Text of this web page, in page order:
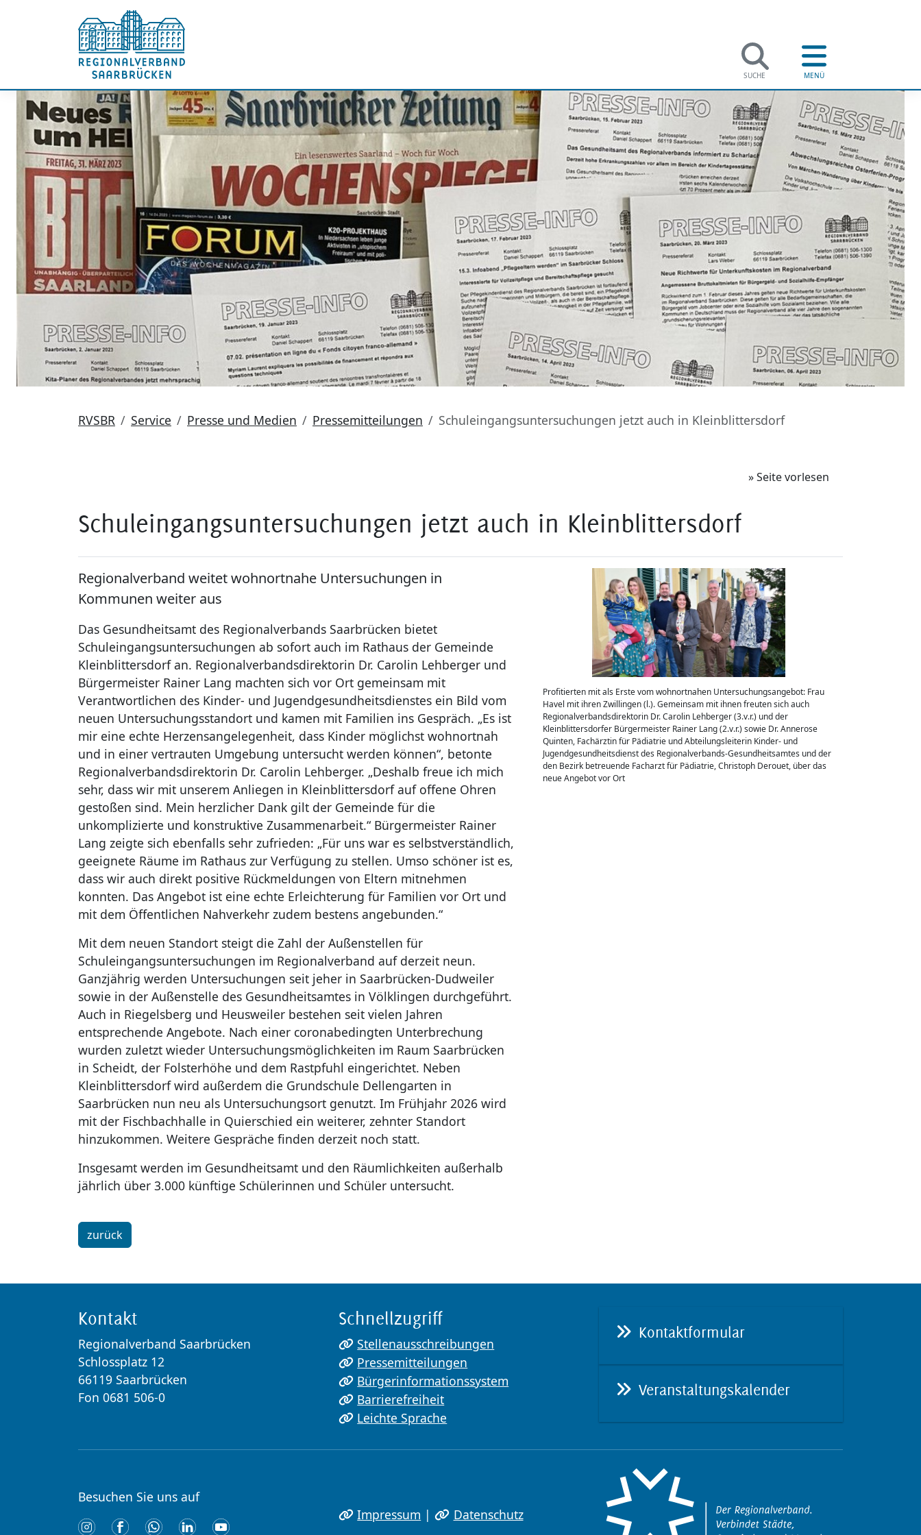
RVSBR Service Presse und Medien Pressemitteilungen Schuleingangsuntersuchungen jetzt auch in Kleinblittersdorf
» Seite vorlesen
Schuleingangsuntersuchungen jetzt auch in Kleinblittersdorf
Regionalverband weitet wohnortnahe Untersuchungen in
Kommunen weiter aus
Das Gesundheitsamt des Regionalverbands Saarbrücken bietet
Schuleingangsuntersuchungen ab sofort auch im Rathaus der Gemeinde
Kleinblittersdorf an. Regionalverbandsdirektorin Dr. Carolin Lehberger und
Bürgermeister Rainer Lang machten sich vor Ort gemeinsam mit
Verantwortlichen des Kinder- und Jugendgesundheitsdienstes ein Bild vom
neuen Untersuchungsstandort und kamen mit Familien ins Gespräch. „Es ist
mir eine echte Herzensangelegenheit, dass Kinder möglichst wohnortnah
und in einer vertrauten Umgebung untersucht werden können“, betonte
Regionalverbandsdirektorin Dr. Carolin Lehberger. „Deshalb freue ich mich
sehr, dass wir mit unserem Anliegen in Kleinblittersdorf auf offene Ohren
gestoßen sind. Mein herzlicher Dank gilt der Gemeinde für die
unkomplizierte und konstruktive Zusammenarbeit.“ Bürgermeister Rainer
Lang zeigte sich ebenfalls sehr zufrieden: „Für uns war es selbstverständlich,
geeignete Räume im Rathaus zur Verfügung zu stellen. Umso schöner ist es,
dass wir auch direkt positive Rückmeldungen von Eltern mitnehmen
konnten. Das Angebot ist eine echte Erleichterung für Familien vor Ort und
mit dem Öffentlichen Nahverkehr zudem bestens angebunden.“
Mit dem neuen Standort steigt die Zahl der Außenstellen für
Schuleingangsuntersuchungen im Regionalverband auf derzeit neun.
Ganzjährig werden Untersuchungen seit jeher in Saarbrücken-Dudweiler
sowie in der Außenstelle des Gesundheitsamtes in Völklingen durchgeführt.
Auch in Riegelsberg und Heusweiler bestehen seit vielen Jahren
entsprechende Angebote. Nach einer coronabedingten Unterbrechung
wurden zuletzt wieder Untersuchungsmöglichkeiten im Raum Saarbrücken
in Scheidt, der Folsterhöhe und dem Rastpfuhl eingerichtet. Neben
Kleinblittersdorf wird außerdem die Grundschule Dellengarten in
Saarbrücken nun neu als Untersuchungsort genutzt. Im Frühjahr 2026 wird
mit der Fischbachhalle in Quierschied ein weiterer, zehnter Standort
hinzukommen. Weitere Gespräche finden derzeit noch statt.
Insgesamt werden im Gesundheitsamt und den Räumlichkeiten außerhalb
jährlich über 3.000 künftige Schülerinnen und Schüler untersucht.
Profitierten mit als Erste vom wohnortnahen Untersuchungsangebot: Frau
Havel mit ihren Zwillingen (l.). Gemeinsam mit ihnen freuten sich auch
Regionalverbandsdirektorin Dr. Carolin Lehberger (3.v.r.) und der
Kleinblittersdorfer Bürgermeister Rainer Lang (2.v.r.) sowie Dr. Annerose
Quinten, Fachärztin für Pädiatrie und Abteilungsleiterin Kinder- und
Jugendgesundheitsdienst des Regionalverbands-Gesundheitsamtes und der
den Bezirk betreuende Facharzt für Pädiatrie, Christoph Derouet, über das
neue Angebot vor Ort
zurück
Kontakt
Regionalverband Saarbrücken
Schlossplatz 12
66119 Saarbrücken
Fon 0681 506-0
Schnellzugriff
Stellenausschreibungen
Pressemitteilungen
Bürgerinformationssystem
Barrierefreiheit
Leichte Sprache
Kontaktformular
Veranstaltungskalender
Besuchen Sie uns auf
Impressum | Datenschutz